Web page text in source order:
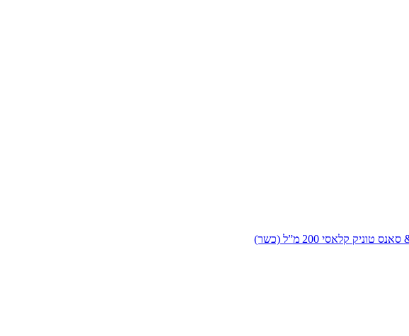
טוניק קלאסי 200 מ”ל (כשר)